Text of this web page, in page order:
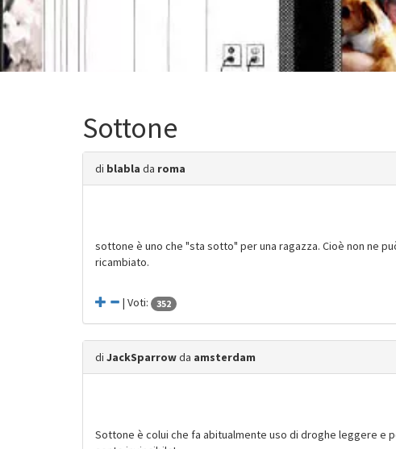
Sottone
di blabla da roma
sottone è uno che "sta sotto" per una ragazza. Cioè non ne
ricambiato.
| Voti: 352
di JackSparrowda amsterdam
Sottone è colui che fa abitualmente uso di droghe leggere